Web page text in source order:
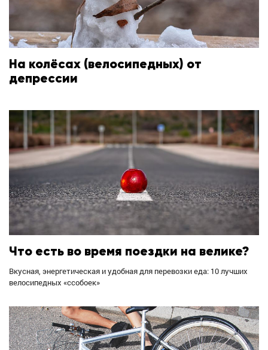
На колёсах (велосипедных) от
депрессии
Что есть во время поездки на велике?
Вкусная, энергетическая и удобная для перевозки еда: 10 лучших
велосипедных «ссобоек»